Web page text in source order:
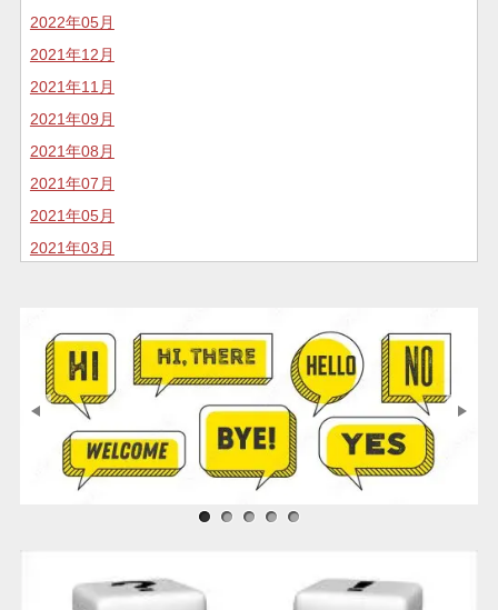
2022年05月
2021年12月
2021年11月
2021年09月
2021年08月
2021年07月
2021年05月
2021年03月
2020年07月
2020年05月
2020年04月
2020年02月
2020年01月
2018年04月
サンプル画像1
サンプル画像2
サンプル画像3